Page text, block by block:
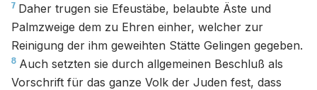
7 Daher trugen sie Efeustäbe, belaubte Äste und
Palmzweige dem zu Ehren einher, welcher zur
Reinigung der ihm geweihten Stätte Gelingen gegeben.
8 Auch setzten sie durch allgemeinen Beschluß als
Vorschrift für das ganze Volk der Juden fest, dass